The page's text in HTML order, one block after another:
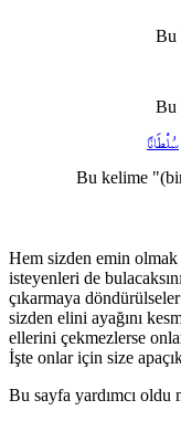
Bu
Bu
سُلْطَاناً
Bu kelime
Hem sizden emin
isteyenleri de
çıkarmaya
sizden elini ayağını
ellerini çekmezlerse
İşte onlar için size
Bu sayfa yardımcı oldu